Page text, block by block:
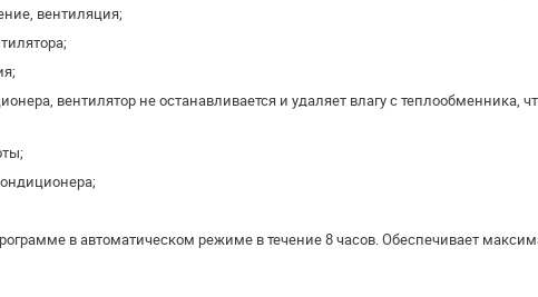
вентиляция;
вентилятор не останавливается и удаляет влагу с теплообменника,
в автоматическом режиме в течение 8 часов. Обеспечивает